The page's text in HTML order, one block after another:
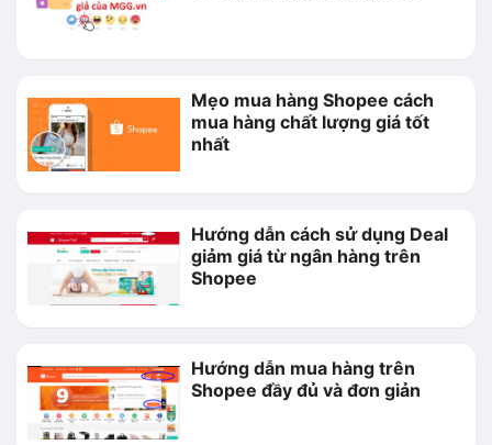
Mẹo mua hàng Shopee cách
mua hàng chất lượng giá tốt
nhất
Hướng dẫn cách sử dụng Deal
giảm giá từ ngân hàng trên
Shopee
Hướng dẫn mua hàng trên
Shopee đầy đủ và đơn giản